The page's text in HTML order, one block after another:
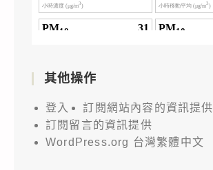
其他操作
登入
訂閱網站內容的資訊提供
訂閱留言的資訊提供
WordPress.org 台灣繁體中文